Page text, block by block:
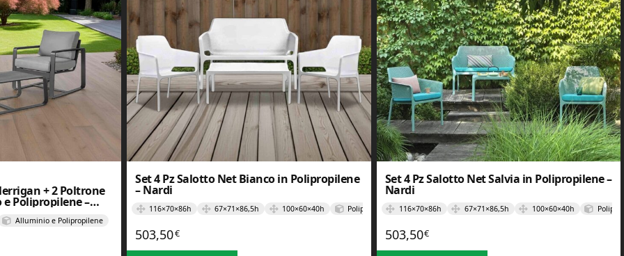
+ 2 Poltrone
Polipropilene –
Alluminio e Polipropilene
era: 1.168,00€.
è: 799,00€.
Set 4 Pz Salotto Net Bianco in Polipropilene
– Nardi
116×70×86h 67×71×86,5h 100×60×40h Polipropilene
503,50€
Set 4 Pz Salotto Net Salvia in Polipropilene –
Nardi
116×70×86h 67×71×86,5h 100×60×40h
503,50€